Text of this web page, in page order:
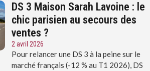
DS 3 Maison Sarah Lavoine : le
chic parisien au secours des
ventes ?
2 avril 2026
Pour relancer une DS 3 à la peine sur le
marché français (-12 % au T1 2026), DS